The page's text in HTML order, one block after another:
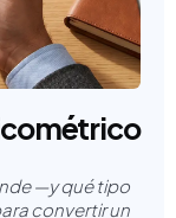
—y qué tipo
convertir un